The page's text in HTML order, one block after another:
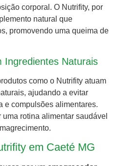
corporal. O Nutrifity, por
natural que
promovendo uma queima de
Ingredientes Naturais
como o Nutrifity atuam
ajudando a evitar
e compulsões alimentares.
rotina alimentar saudável
em Caeté MG